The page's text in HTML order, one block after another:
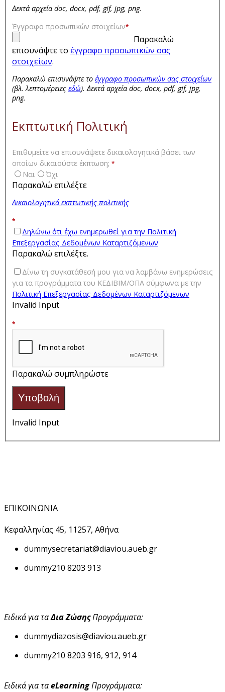
Δεκτά αρχεία doc, docx, pdf, gif, jpg, png.
Έγγραφο προσωπικών στοιχείων*
Παρακαλώ
επισυνάψτε το έγγραφο προσωπικών σας
στοιχείων.
Παρακαλώ επισυνάψτε το έγγραφο προσωπικών σας στοιχείων
(βλ. λεπτομέρειες εδώ). Δεκτά αρχεία doc, docx, pdf, gif, jpg,
png.
Εκπτωτική Πολιτική
Επιθυμείτε να επισυνάψετε δικαιολογητικά βάσει των
οποίων δικαιούστε έκπτωση; *
Ναι Όχι
Παρακαλώ επιλέξτε
Δικαιολογητικά εκπτωτικής πολιτικής
*
Δηλώνω ότι έχω ενημερωθεί για την Πολιτική
Επεξεργασίας Δεδομένων Καταρτιζόμενων
Παρακαλώ επιλέξτε.
Δίνω τη συγκατάθεσή μου για να λαμβάνω ενημερώσεις
για τα προγράμματα του ΚΕΔΙΒΙΜ/ΟΠΑ σύμφωνα με την
Πολιτική Επεξεργασίας Δεδομένων Καταρτιζόμενων
Invalid Input
*
Παρακαλώ συμπληρώστε
Υποβολή
Invalid Input
ΕΠΙΚΟΙΝΩΝΙΑ
Κεφαλληνίας 45, 11257, Αθήνα
dummysecretariat@diaviou.aueb.gr
dummy210 8203 913
Ειδικά για ταΔια ΖώσηςΠρογράμματα:
dummydiazosis@diaviou.aueb.gr
dummy210 8203 916, 912, 914
Ειδικά για ταeLearningΠρογράμματα: